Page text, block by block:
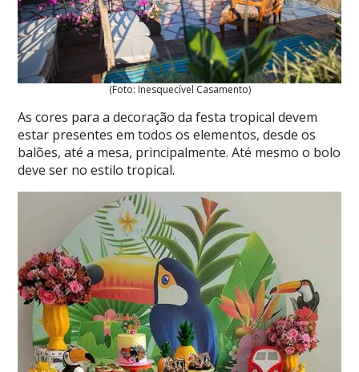
(Foto: Inesquecível Casamento)
As cores para a decoração da festa tropical devem
estar presentes em todos os elementos, desde os
balões, até a mesa, principalmente. Até mesmo o bolo
deve ser no estilo tropical.